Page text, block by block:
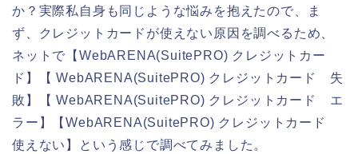
か？実際私自身も同じような悩みを抱えたので、ま
ず、クレジットカードが使えない原因を調べるため、
ネットで【WebARENA(SuitePRO) クレジットカー
ド】【 WebARENA(SuitePRO) クレジットカード 失
敗】【 WebARENA(SuitePRO) クレジットカード エ
ラー】【WebARENA(SuitePRO) クレジットカード
使えない】という感じで調べてみました。